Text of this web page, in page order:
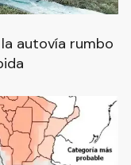
autovía rumbo